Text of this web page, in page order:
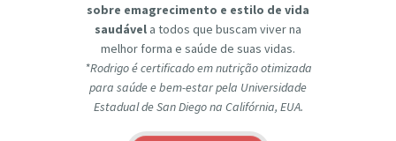
sobre emagrecimento e estilo de vida
saudável a todos que buscam viver na
melhor forma e saúde de suas vidas.
*Rodrigo é certificado em nutrição otimizada
para saúde e bem-estar pela Universidade
Estadual de San Diego na Califórnia, EUA.